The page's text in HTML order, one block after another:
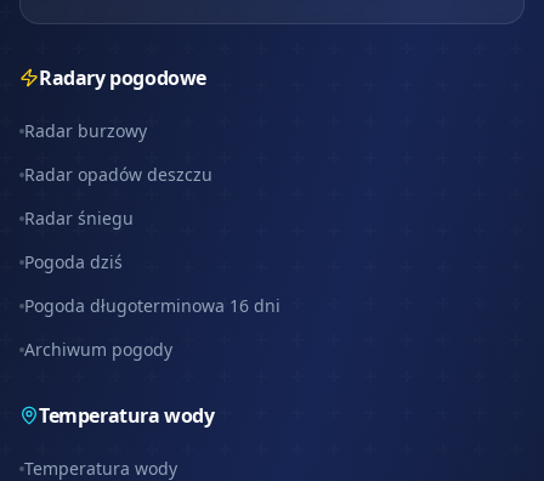
Radary pogodowe
Radar burzowy
Radar opadów deszczu
Radar śniegu
Pogoda dziś
Pogoda długoterminowa 16 dni
Archiwum pogody
Temperatura wody
Temperatura wody